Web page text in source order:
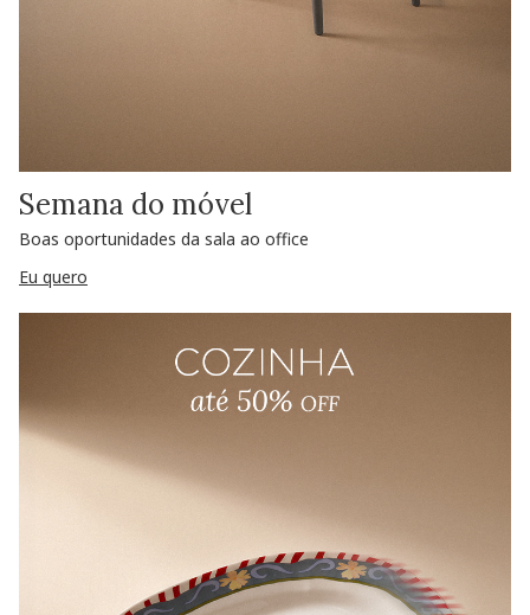
Semana do móvel
Boas oportunidades da sala ao office
Eu quero